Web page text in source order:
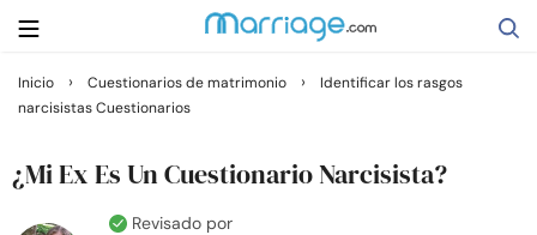
Buscar
Inicio › Cuestionarios de matrimonio ›
Identificar los rasgos
narcisistas Cuestionarios
¿Mi Ex Es Un Cuestionario Narcisista?
Revisado por